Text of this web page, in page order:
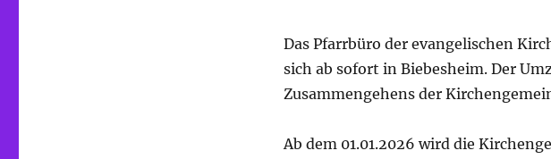
Das Pfarrbüro der evangelischen
sich ab sofort in Biebesheim. Der
Zusammengehens der
Ab dem 01.01.2026 wird die